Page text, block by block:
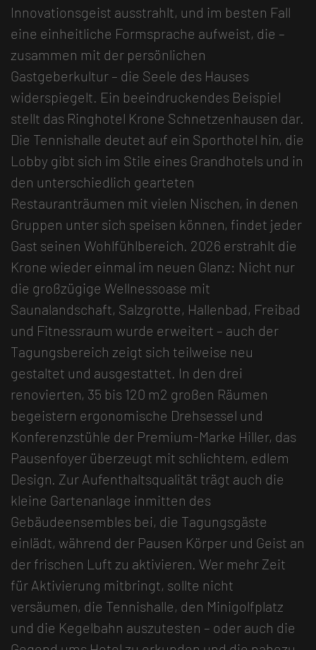
Innovationsgeist ausstrahlt, und im besten Fall
eine einheitliche Formsprache aufweist, die –
zusammen mit der persönlichen
Gastgeberkultur – die Seele des Hauses
widerspiegelt. Ein beeindruckendes Beispiel
stellt das Ringhotel Krone Schnetzenhausen dar.
Die Tennishalle deutet auf ein Sporthotel hin, die
Lobby gibt sich im Stile eines Grandhotels und in
den unterschiedlich gearteten
Restauranträumen mit vielen Nischen, in denen
Gruppen unter sich speisen können, findet jeder
Gast seinen Wohlfühlbereich. 2026 erstrahlt die
Krone wieder einmal im neuen Glanz: Nicht nur
die großzügige Wellnessoase mit
Saunalandschaft, Salzgrotte, Hallenbad, Freibad
und Fitnessraum wurde erweitert – auch der
Tagungsbereich zeigt sich teilweise neu
gestaltet und ausgestattet. In den drei
renovierten, 35 bis 120 m2 großen Räumen
begeistern ergonomische Drehsessel und
Konferenzstühle der Premium-Marke Hiller, das
Pausenfoyer überzeugt mit schlichtem, edlem
Design. Zur Aufenthaltsqualität trägt auch die
kleine Gartenanlage inmitten des
Gebäudeensembles bei, die Tagungsgäste
einlädt, während der Pausen Körper und Geist an
der frischen Luft zu aktivieren. Wer mehr Zeit
für Aktivierung mitbringt, sollte nicht
versäumen, die Tennishalle, den Minigolfplatz
und die Kegelbahn auszutesten – oder auch die